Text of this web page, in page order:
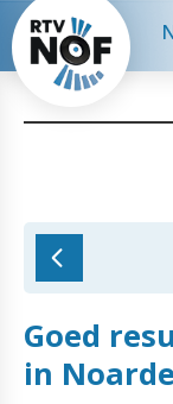
Goed
in